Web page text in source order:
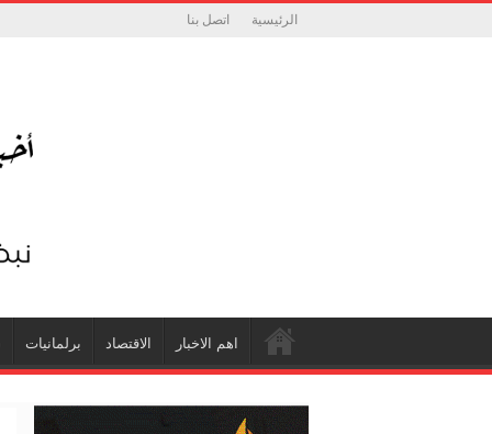
الرئيسية اتصل بنا
اهم الاخبار الاقتصاد برلمانيات